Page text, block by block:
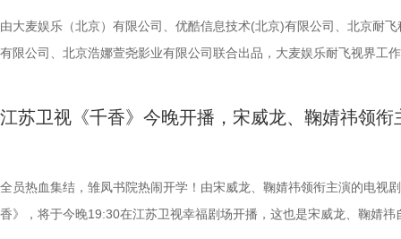
的农村，不久前因不堪流言蜚语，走上了绝路。 没有金手指，没有系统
摆在她面前的，是比2026年还要棘手的困境：没钱、没人脉、只有一个
剧集从一开始，就牢牢把人按在了屏幕前。 “如果一切可以重来，是不是
来的路就会顺畅许多？可《你好1983》偏不急着给答案，反倒在开篇借
之口，轻轻甩出一句醒脑的话：别忘了，命运的礼物，早就悄悄标好了
也是近年来聚焦中国近代民族工业发展历程的重大历史题材精品力作。
潮生》以近代民族实业家、教育家张謇的毕生实践为线索，回溯在清末
会变局为背景，讲述张謇高中状元后弃政从商，创办近代中国最早的民
国、教育兴邦”的可行路径。全剧将个人命运嵌入国家转型的宏大叙事，
近代知识分子从庙堂走向民间、以社会建设回应时代的使命担当。 创作
由大麦娱乐（北京）有限公司、优酷信息技术(北京)有限公司、北京耐飞
有限公司、北京浩娜萱尧影业有限公司联合出品，大麦娱乐耐飞视界工
该剧由东北喜剧代表人物张浩执导、编剧并领衔主演，许玉军（来喜）
席卷荧屏。 1.jpg 村官上任剧情升级，浩哥遭遇“连环劫” 《二龙湖·“村”
开》系列深耕乡村振兴题材，以原汁原味的东北方言与接地气的人物群
江苏卫视《千香》今晚开播，宋威龙、鞠婧祎领衔
全员热血集结，雏凤书院热闹开学！由宋威龙、鞠婧祎领衔主演的电视
香》，将于今晚19:30在江苏卫视幸福剧场开播，这也是宋威龙、鞠婧祎